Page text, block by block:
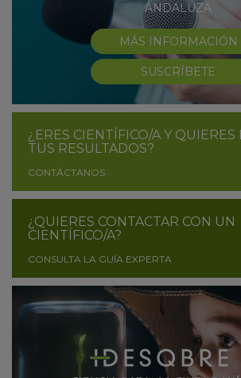
ANDALUZA
MÁS INFORMACIÓN
SUSCRÍBETE
¿ERES CIENTÍFICO/A Y
TUS RESULTADOS?
CONTÁCTANOS
¿QUIERES CONTACTAR CON UN
CIENTÍFICO/A?
CONSULTA LA GUÍA EXPERTA